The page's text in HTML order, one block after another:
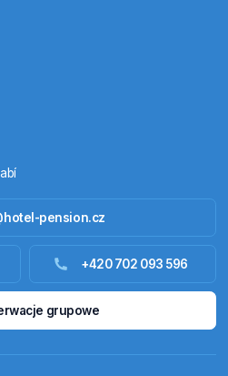
za granicą
pension.cz
+420 702 093 596
grupowe